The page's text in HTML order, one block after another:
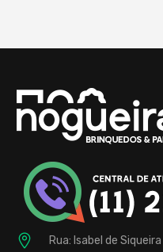
Rua: Isabel de